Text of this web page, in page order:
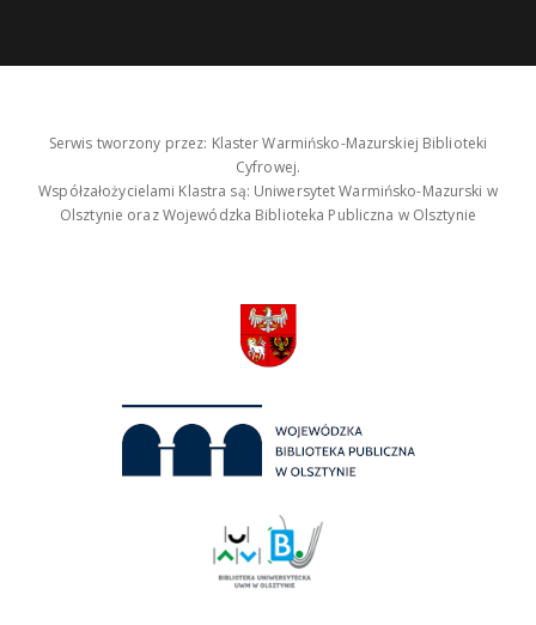
Serwis tworzony przez: Klaster Warmińsko-Mazurskiej Biblioteki
Cyfrowej.
Współzałożycielami Klastra są: Uniwersytet Warmińsko-Mazurski w
Olsztynie oraz Wojewódzka Biblioteka Publiczna w Olsztynie